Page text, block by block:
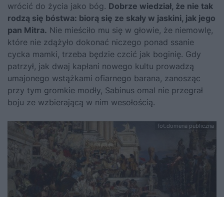
wrócić do życia jako bóg. Dobrze wiedział, że nie tak
rodzą się bóstwa: biorą się ze skały w jaskini, jak jego
pan Mitra. Nie mieściło mu się w głowie, że niemowlę,
które nie zdążyło dokonać niczego ponad ssanie
cycka mamki, trzeba będzie czcić jak boginię. Gdy
patrzył, jak dwaj kapłani nowego kultu prowadzą
umajonego wstążkami ofiarnego barana, zanosząc
przy tym gromkie modły, Sabinus omal nie przegrał
boju ze wzbierającą w nim wesołością.
fot.domena publiczna